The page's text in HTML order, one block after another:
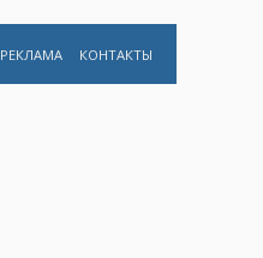
РЕКЛАМА КОНТАКТЫ